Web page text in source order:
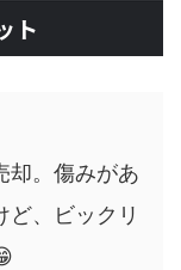
ト
却。傷みがあ
ど、ビックリ